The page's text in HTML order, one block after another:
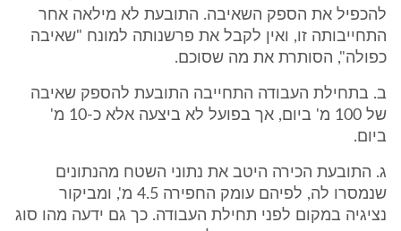
להכפיל את הספק השאיבה. התובעת לא מילאה אחר
התחייבותה זו, ואין לקבל את פרשנותה למונח "שאיבה
כפולה", הסותרת את מה שסוכם.
ב. בתחילת העבודה התחייבה התובעת להספק שאיבה
של 100 מ' ביום, אך בפועל לא ביצעה אלא כ-10 מ'
ביום.
ג. התובעת הכירה היטב את נתוני השטח מהנתונים
שנמסרו לה, לפיהם עומק החפירה 4.5 מ', ומביקור
נציגיה במקום לפני תחילת העבודה. כך גם ידעה מהו סוג